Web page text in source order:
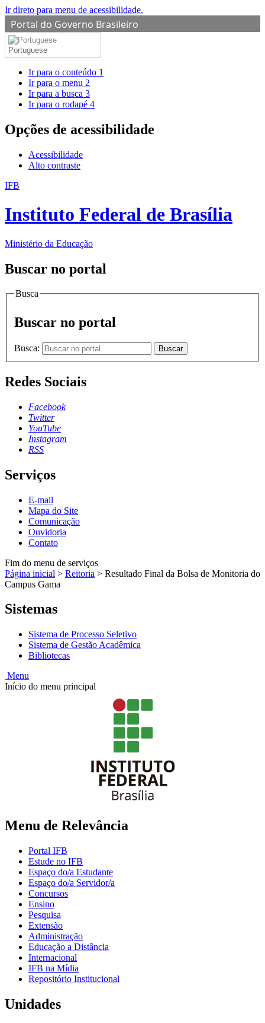
Ir direto para menu de acessibilidade.
Portal do Governo Brasileiro
Portuguese
Ir para o conteúdo 1
Ir para o menu 2
Ir para a busca 3
Ir para o rodapé 4
Opções de acessibilidade
Acessibilidade
Alto contraste
IFB
Instituto Federal de Brasília
Ministério da Educação
Buscar no portal
Busca
Buscar no portal
Busca: Buscar
Redes Sociais
Facebook
Twitter
YouTube
Instagram
RSS
Serviços
E-mail
Mapa do Site
Comunicação
Ouvidoria
Contato
Fim do menu de serviços
Página inicial > Reitoria > Resultado Final da Bolsa de Monitoria do
Campus Gama
Sistemas
Sistema de Processo Seletivo
Sistema de Gestão Acadêmica
Bibliotecas
Menu
Início do menu principal
Menu de Relevância
Portal IFB
Estude no IFB
Espaço do/a Estudante
Espaço do/a Servidor/a
Concursos
Ensino
Pesquisa
Extensão
Administração
Educação a Distância
Internacional
IFB na Mídia
Repositório Institucional
Unidades